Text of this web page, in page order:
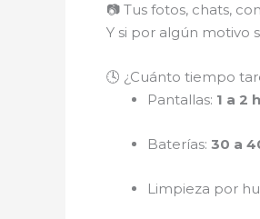
📷 Tus fotos, chats,
Y si por algún motivo
🕓 ¿Cuánto tiempo
Pantallas: 1 a 2
Baterías: 30 a
Limpieza por